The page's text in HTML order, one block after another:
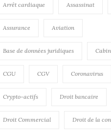
Arrêt cardiaque Assassinat
Assurance Aviation
Base de données juridiques
CGU CGV Coronavirus
Crypto-actifs Droit bancaire
Droit Commercial Droit de la